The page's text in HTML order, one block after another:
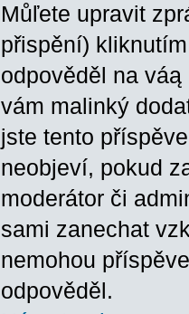
Můľete upravit
přispění)
odpověděl na
vám malinký
jste tento
neobjeví, pokud
moderátor či
sami zanechat
nemohou
odpověděl.